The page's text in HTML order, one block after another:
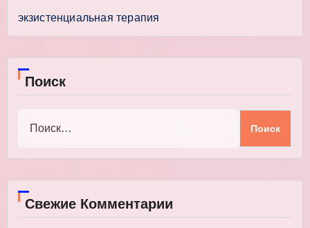
экзистенциальная терапия
Поиск
Свежие Комментарии